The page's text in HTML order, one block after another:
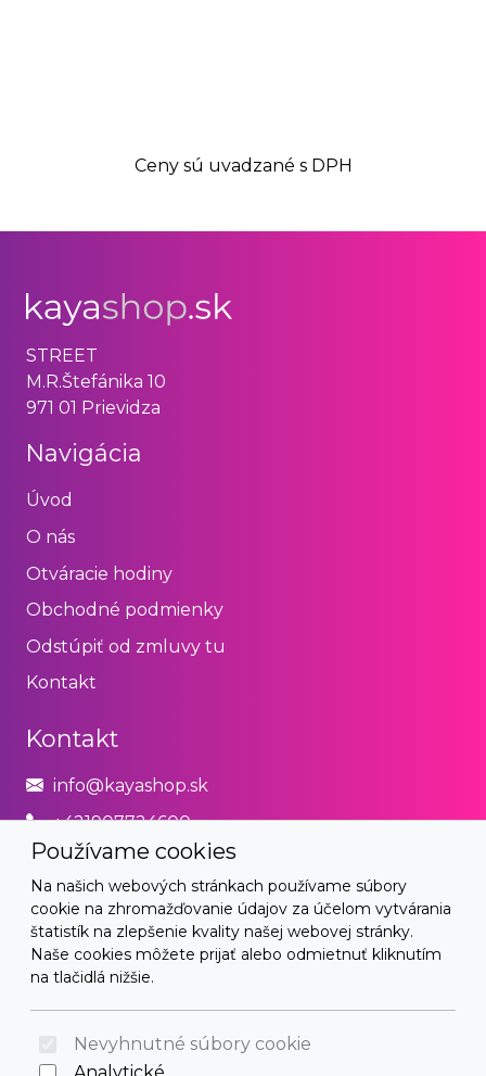
Ceny sú uvadzané s DPH
Používame cookies
Na našich webových stránkach používame súbory
cookie na zhromažďovanie údajov za účelom vytvárania
štatistík na zlepšenie kvality našej webovej stránky.
Naše cookies môžete prijať alebo odmietnuť kliknutím
na tlačidlá nižšie.
Nevyhnutné súbory cookie
STREET
M.R.Štefánika 10
971 01 Prievidza
Navigácia
Úvod
O nás
Otváracie hodiny
Obchodné podmienky
Odstúpiť od zmluvy tu
Kontakt
Kontakt
info@kayashop.sk
+421907724600
Právne
Obchodné podmienky
Zásady používania cookies
© 2026 Arrabella s.r.o., mayabella s.r.o., Všetky práva
vyhradené.